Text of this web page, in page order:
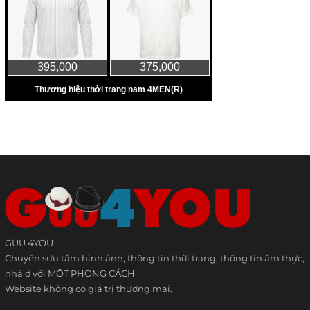
GUU 4YOU
Chuyên sưu tầm hình ảnh, thông tin thời trang, thông tin ẩm thực,
nhà ở với MỘT PHONG CÁCH
Website không có giá trị thương mại.